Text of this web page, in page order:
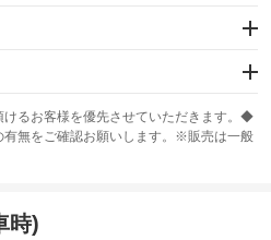
ド
ABS
けるお客様を優先させていただきます。◆
無をご確認お願いします。※販売は一般
時)